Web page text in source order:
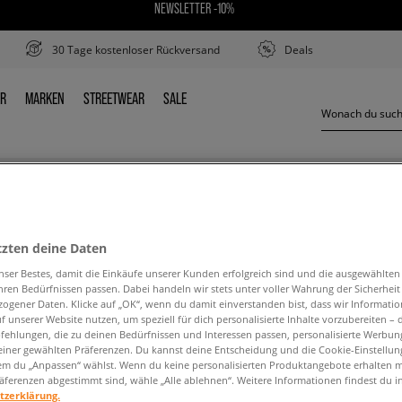
NEWSLETTER -10%
30 Tage kostenloser Rückversand Deals
MARKEN
MARKEN STREETWEAR
STREETWEAR SALE
SALE
den Suchbegriff. Versuche, weniger Filter zu
deine Daten
Bestes, damit die Einkäufe unserer Kunden erfolgreich sind und die
Bedürfnissen passen. Dabei handeln wir stets unter voller Wahrung der
Daten. Klicke auf „OK“, wenn du damit einverstanden bist, dass wir
unserer Website nutzen, um speziell für dich personalisierte Inhalte vorzubereiten –
die zu deinen Bedürfnissen und Interessen passen, personalisierte
gewählten Präferenzen. Du kannst deine Entscheidung und die Cookie-
du „Anpassen“ wählst. Wenn du keine personalisierten Produktangebote erhalten
abgestimmt sind, wähle „Alle ablehnen“. Weitere Informationen findest du